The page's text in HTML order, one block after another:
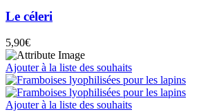
Le céleri
5,90€
Ajouter à la liste des souhaits
Ajouter à la liste des souhaits